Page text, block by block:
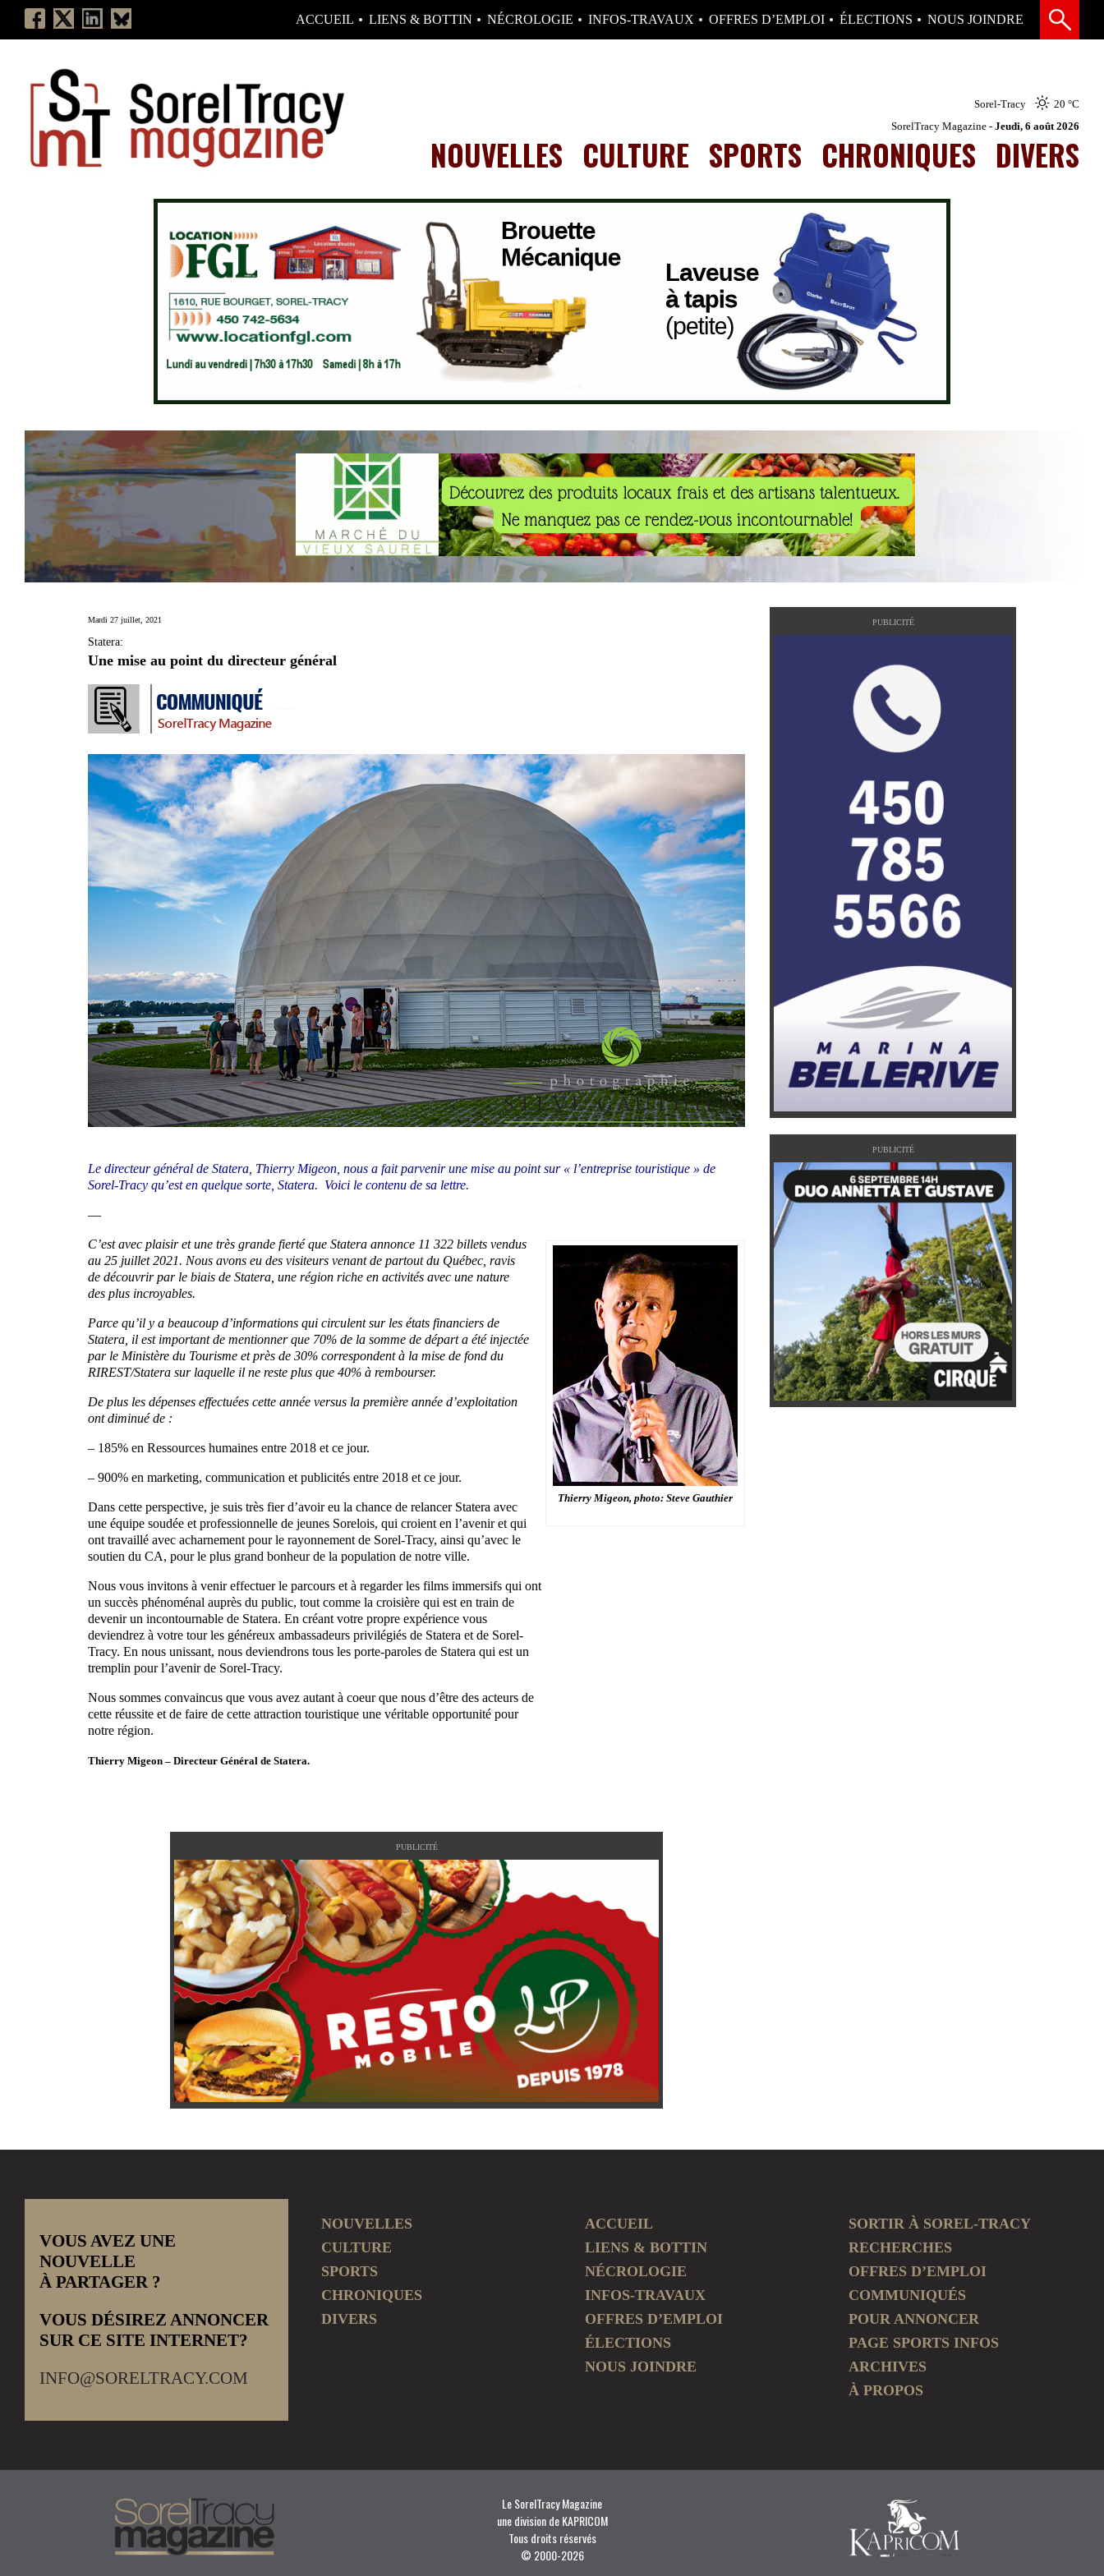
ACCUEIL LIENS & BOTTIN NÉCROLOGIE INFOS-TRAVAUX OFFRES D’EMPLOI ÉLECTIONS NOUS JOINDRE
Sorel-Tracy 20 °C
SorelTracy Magazine - Jeudi, 6 août 2026
NOUVELLES CULTURE SPORTS CHRONIQUES DIVERS
Mardi 27 juillet, 2021
Statera:
Une mise au point du directeur général
Le directeur général de Statera, Thierry Migeon, nous a fait parvenir une mise au point sur « l’entreprise touristique » de
Sorel-Tracy qu’est en quelque sorte, Statera. Voici le contenu de sa lettre.
—
Thierry Migeon, photo: Steve Gauthier
C’est avec plaisir et une très grande fierté que Statera annonce 11 322 billets vendus
au 25 juillet 2021. Nous avons eu des visiteurs venant de partout du Québec, ravis
de découvrir par le biais de Statera, une région riche en activités avec une nature
des plus incroyables.
Parce qu’il y a beaucoup d’informations qui circulent sur les états financiers de
Statera, il est important de mentionner que 70% de la somme de départ a été injectée
par le Ministère du Tourisme et près de 30% correspondent à la mise de fond du
RIREST/Statera sur laquelle il ne reste plus que 40% à rembourser.
De plus les dépenses effectuées cette année versus la première année d’exploitation
ont diminué de :
– 185% en Ressources humaines entre 2018 et ce jour.
– 900% en marketing, communication et publicités entre 2018 et ce jour.
Dans cette perspective, je suis très fier d’avoir eu la chance de relancer Statera avec
une équipe soudée et professionnelle de jeunes Sorelois, qui croient en l’avenir et qui
ont travaillé avec acharnement pour le rayonnement de Sorel-Tracy, ainsi qu’avec le
soutien du CA, pour le plus grand bonheur de la population de notre ville.
Nous vous invitons à venir effectuer le parcours et à regarder les films immersifs qui ont
un succès phénoménal auprès du public, tout comme la croisière qui est en train de
devenir un incontournable de Statera. En créant votre propre expérience vous
deviendrez à votre tour les généreux ambassadeurs privilégiés de Statera et de Sorel-
Tracy. En nous unissant, nous deviendrons tous les porte-paroles de Statera qui est un
tremplin pour l’avenir de Sorel-Tracy.
Nous sommes convaincus que vous avez autant à coeur que nous d’être des acteurs de
cette réussite et de faire de cette attraction touristique une véritable opportunité pour
notre région.
Thierry Migeon – Directeur Général de Statera.
PUBLICITÉ
PUBLICITÉ
PUBLICITÉ
VOUS AVEZ UNE
NOUVELLE
À PARTAGER ?
VOUS DÉSIREZ ANNONCER
SUR CE SITE INTERNET?
INFO@SORELTRACY.COM
NOUVELLES
CULTURE
SPORTS
CHRONIQUES
DIVERS
ACCUEIL
LIENS & BOTTIN
NÉCROLOGIE
INFOS-TRAVAUX
OFFRES D’EMPLOI
ÉLECTIONS
NOUS JOINDRE
SORTIR À SOREL-TRACY
RECHERCHES
OFFRES D’EMPLOI
COMMUNIQUÉS
POUR ANNONCER
PAGE SPORTS INFOS
ARCHIVES
À PROPOS
Le SorelTracy Magazine
une division de KAPRICOM
Tous droits réservés
© 2000-2026